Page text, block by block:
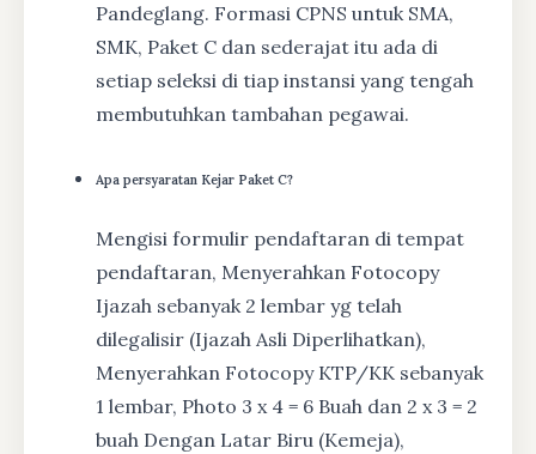
Pandeglang. Formasi CPNS untuk SMA,
SMK, Paket C dan sederajat itu ada di
setiap seleksi di tiap instansi yang tengah
membutuhkan tambahan pegawai.
Apa persyaratan Kejar Paket C?
Mengisi formulir pendaftaran di tempat
pendaftaran, Menyerahkan Fotocopy
Ijazah sebanyak 2 lembar yg telah
dilegalisir (Ijazah Asli Diperlihatkan),
Menyerahkan Fotocopy KTP/KK sebanyak
1 lembar, Photo 3 x 4 = 6 Buah dan 2 x 3 = 2
buah Dengan Latar Biru (Kemeja),